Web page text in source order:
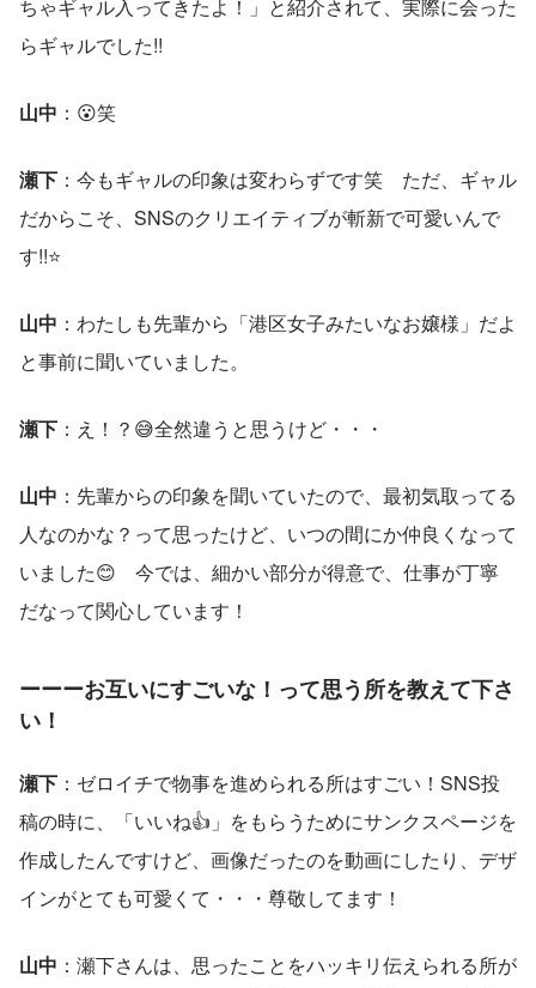
ちゃギャル入ってきたよ！」と紹介されて、実際に会った
らギャルでした!!
山中 ：😮笑
瀬下 ：今もギャルの印象は変わらずです笑　ただ、ギャル
だからこそ、SNSのクリエイティブが斬新で可愛いんで
す!!⭐
山中 ：わたしも先輩から「港区女子みたいなお嬢様」だよ
と事前に聞いていました。
瀬下 ：え！？😅全然違うと思うけど・・・
山中 ：先輩からの印象を聞いていたので、最初気取ってる
人なのかな？って思ったけど、いつの間にか仲良くなって
いました😊　今では、細かい部分が得意で、仕事が丁寧
だなって関心しています！
ーーーお互いにすごいな！って思う所を教えて下さ
い！
瀬下 ：ゼロイチで物事を進められる所はすごい！SNS投
稿の時に、「いいね👍」をもらうためにサンクスページを
作成したんですけど、画像だったのを動画にしたり、デザ
インがとても可愛くて・・・尊敬してます！
山中 ：瀬下さんは、思ったことをハッキリ伝えられる所が